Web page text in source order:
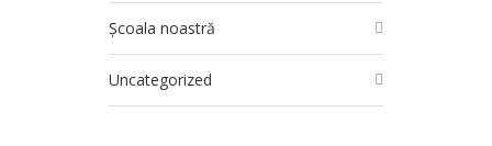
Școala noastră
Uncategorized